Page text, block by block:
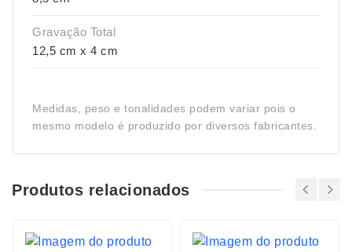
Gravação Total
12,5 cm x 4 cm
Medidas, peso e tonalidades podem variar pois o
mesmo modelo é produzido por diversos fabricantes.
Produtos relacionados